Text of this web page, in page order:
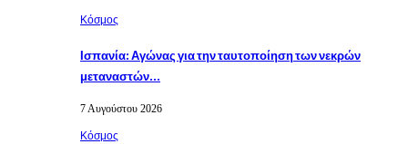
Κόσμος
Ισπανία: Αγώνας για την ταυτοποίηση των νεκρών
μεταναστών…
7 Αυγούστου 2026
Κόσμος